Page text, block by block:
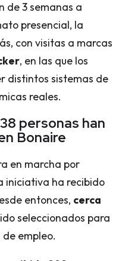
de 3 semanas a
presencial, la
con visitas a marcas
, en las que los
distintos sistemas de
reales.
personas han
Bonaire
en marcha por
iniciativa ha recibido
entonces, cerca
seleccionados para
empleo.